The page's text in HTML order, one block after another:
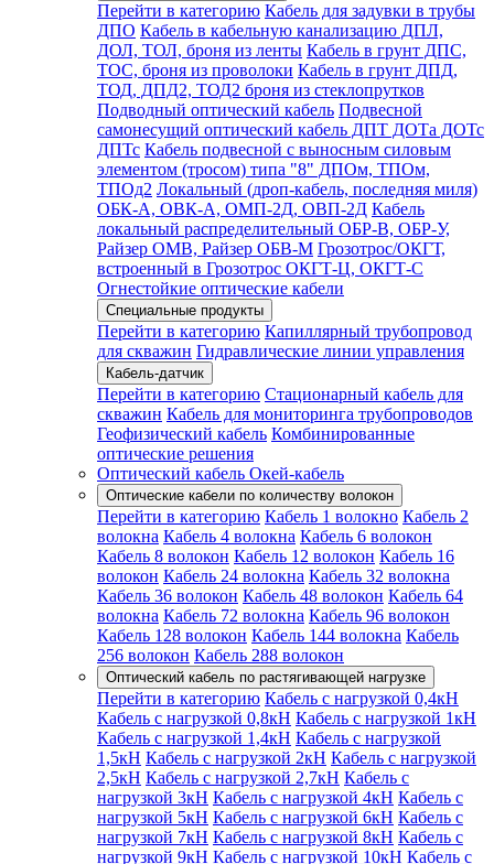
Перейти в категорию Кабель для задувки в трубы
ДПО Кабель в кабельную канализацию ДПЛ,
ДОЛ, ТОЛ, броня из ленты Кабель в грунт ДПС,
ТОС, броня из проволоки Кабель в грунт ДПД,
ТОД, ДПД2, ТОД2 броня из стеклопрутков
Подводный оптический кабель Подвесной
самонесущий оптический кабель ДПТ ДОТа ДОТс
ДПТс Кабель подвесной с выносным силовым
элементом (тросом) типа "8" ДПОм, ТПОм,
ТПОд2 Локальный (дроп-кабель, последняя миля)
ОБК-А, ОВК-А, ОМП-2Д, ОВП-2Д Кабель
локальный распределительный ОБР-В, ОБР-У,
Райзер ОМВ, Райзер ОБВ-М Грозотрос/ОКГТ,
встроенный в Грозотрос ОКГТ-Ц, ОКГТ-С
Огнестойкие оптические кабели
Специальные продукты
Перейти в категорию Капиллярный трубопровод
для скважин Гидравлические линии управления
Кабель-датчик
Перейти в категорию Стационарный кабель для
скважин Кабель для мониторинга трубопроводов
Геофизический кабель Комбинированные
оптические решения
Оптический кабель Окей-кабель
Оптические кабели по количеству волокон
Перейти в категорию Кабель 1 волокно Кабель 2
волокна Кабель 4 волокна Кабель 6 волокон
Кабель 8 волокон Кабель 12 волокон Кабель 16
волокон Кабель 24 волокна Кабель 32 волокна
Кабель 36 волокон Кабель 48 волокон Кабель 64
волокна Кабель 72 волокна Кабель 96 волокон
Кабель 128 волокон Кабель 144 волокна Кабель
256 волокон Кабель 288 волокон
Оптический кабель по растягивающей нагрузке
Перейти в категорию Кабель с нагрузкой 0,4кН
Кабель с нагрузкой 0,8кН Кабель с нагрузкой 1кН
Кабель с нагрузкой 1,4кН Кабель с нагрузкой
1,5кН Кабель с нагрузкой 2кН Кабель с нагрузкой
2,5кН Кабель с нагрузкой 2,7кН Кабель с
нагрузкой 3кН Кабель с нагрузкой 4кН Кабель с
нагрузкой 5кН Кабель с нагрузкой 6кН Кабель с
нагрузкой 7кН Кабель с нагрузкой 8кН Кабель с
нагрузкой 9кН Кабель с нагрузкой 10кН Кабель с